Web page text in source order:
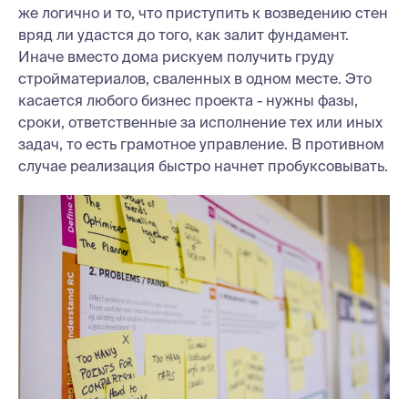
же логично и то, что приступить к возведению стен
вряд ли удастся до того, как залит фундамент.
Иначе вместо дома рискуем получить груду
стройматериалов, сваленных в одном месте. Это
касается любого бизнес проекта - нужны фазы,
сроки, ответственные за исполнение тех или иных
задач, то есть грамотное управление. В противном
случае реализация быстро начнет пробуксовывать.